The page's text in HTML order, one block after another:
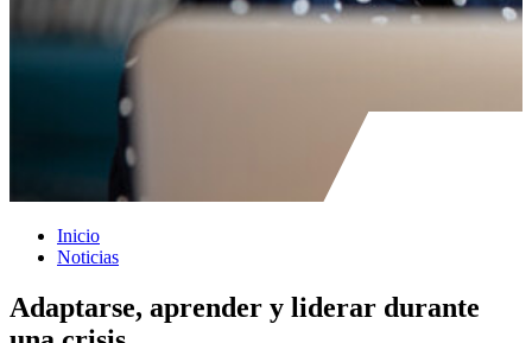
Inicio
Noticias
Adaptarse, aprender y liderar durante